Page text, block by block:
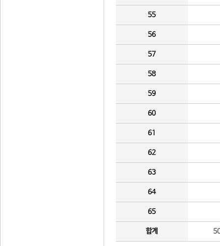
55
56
57
58
59
60
61
62
63
64
65
합계